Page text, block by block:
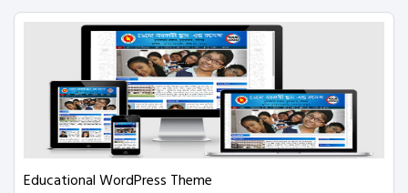
Educational WordPress Theme